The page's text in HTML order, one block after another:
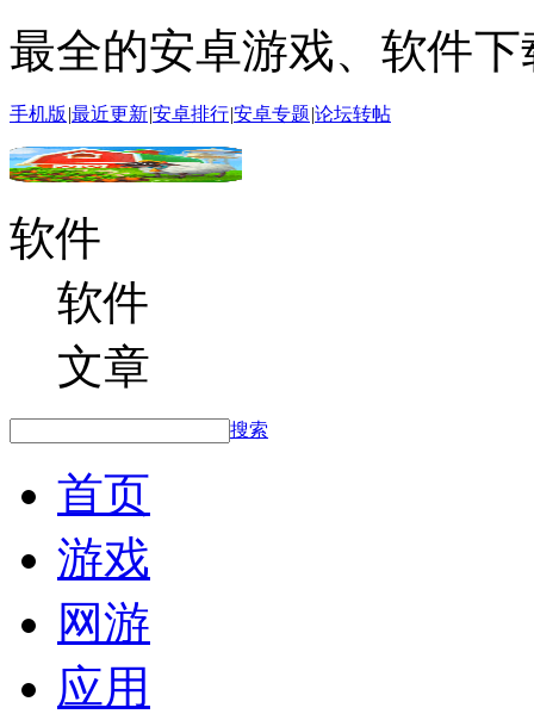
最全的安卓游戏、软件下
手机版 |最近更新|安卓排行|安卓专题|论坛转帖
软件
软件
文章
搜索
首页
游戏
网游
应用